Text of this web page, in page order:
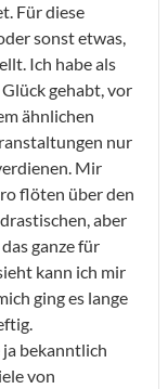
Für diese
sonst etwas,
Ich habe als
gehabt, vor
ähnlichen
nur
Mir
flöten über den
aber
ganze für
kann ich mir
ging es lange
bekanntlich
von